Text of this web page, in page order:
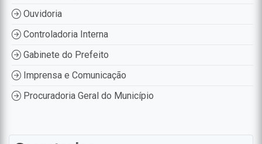
Ouvidoria
Controladoria Interna
Gabinete do Prefeito
Imprensa e Comunicação
Procuradoria Geral do Município